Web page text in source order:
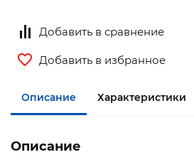
Добавить в сравнение
Добавить в избранное
Описание Характеристики
Описание